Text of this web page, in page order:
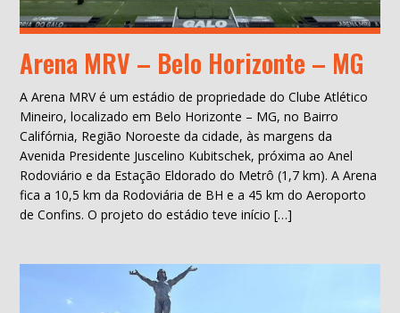
Arena MRV – Belo Horizonte – MG
A Arena MRV é um estádio de propriedade do Clube Atlético
Mineiro, localizado em Belo Horizonte – MG, no Bairro
Califórnia, Região Noroeste da cidade, às margens da
Avenida Presidente Juscelino Kubitschek, próxima ao Anel
Rodoviário e da Estação Eldorado do Metrô (1,7 km). A Arena
fica a 10,5 km da Rodoviária de BH e a 45 km do Aeroporto
de Confins. O projeto do estádio teve início […]